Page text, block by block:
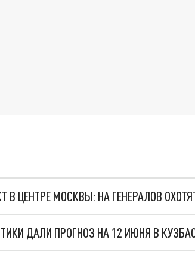
В ЦЕНТРЕ МОСКВЫ: НА ГЕНЕРАЛОВ
ДАЛИ ПРОГНОЗ НА 12 ИЮНЯ В